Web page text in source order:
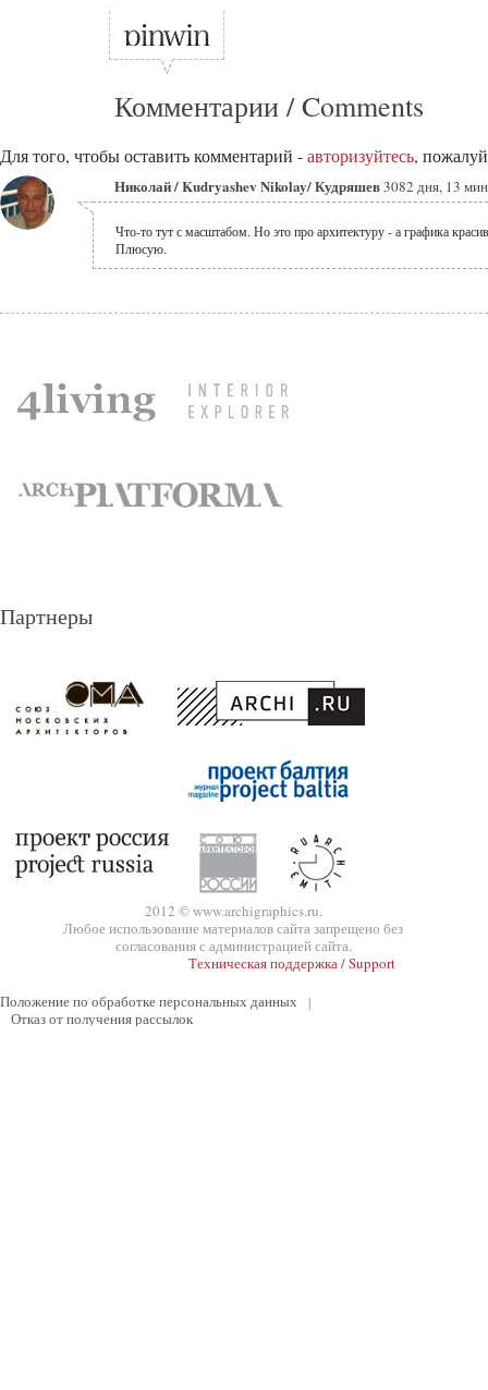
Комментарии / Comments
Для того, чтобы оставить комментарий - авторизуйтесь,
Николай / Kudryashev Nikolay/ Кудряшев3082 дня, 13
Что-то тут с масштабом. Но это про архитектуру - а графика
Плюсую.
Партнеры
2012 © www.archigraphics.ru.
Любое использование материалов сайта запрещено без
согласования с администрацией сайта.
Техническая поддержка / Support
Положение по обработке персональных данных
|
Отказ от получения рассылок